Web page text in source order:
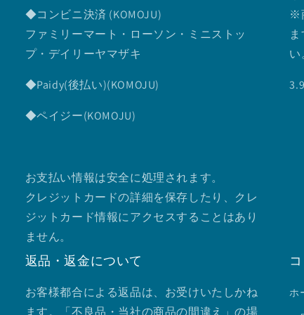
◆コンビニ決済 (KOMOJU)
ファミリーマート・ローソン・ミニストッ
プ・デイリーヤマザキ
◆Paidy(後払い)(KOMOJU)
◆ペイジー(KOMOJU)
お支払い情報は安全に処理されます。
クレジットカードの詳細を保存したり、クレ
ジットカード情報にアクセスすることはあり
ません。
※
い
返品・返金について
お客様都合による返品は、お受けいたしかね
ます。「不良品・当社の商品の間違え」の場
ホ